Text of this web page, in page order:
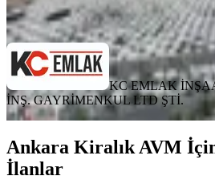
Ara
KC EMLAK
İNŞ. GAYRİMENKUL LTD ŞTİ.
Ankara Kiralık AVM
İlanlar